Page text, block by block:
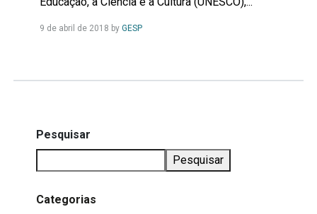
9 de abril de 2018 by GESPLeia
Pesquisar
Pesquisar
Categorias